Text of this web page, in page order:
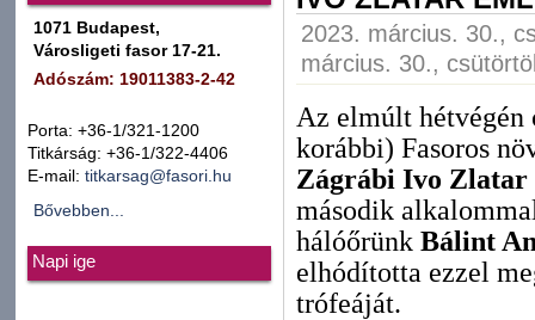
1071 Budapest,
Városligeti fasor 17-21.
Adószám: 19011383-2-42
Porta: +36-1/321-1200
Titkárság: +36-1/322-4406
E-mail: titkarsag@fasori.hu
Bővebben...
Napi ige
2023. március. 30.,
március. 30.,
Az elmúlt hétvégén
korábbi) Fasoros
Zágrábi Ivo
második
hálóőrünk Bálint
elhódította ezzel
trófeáját.